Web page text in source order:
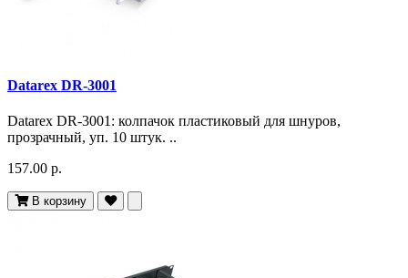
Datarex DR-3001
Datarex DR-3001: колпачок пластиковый для шнуров,
прозрачный, уп. 10 штук. ..
157.00 р.
В корзину